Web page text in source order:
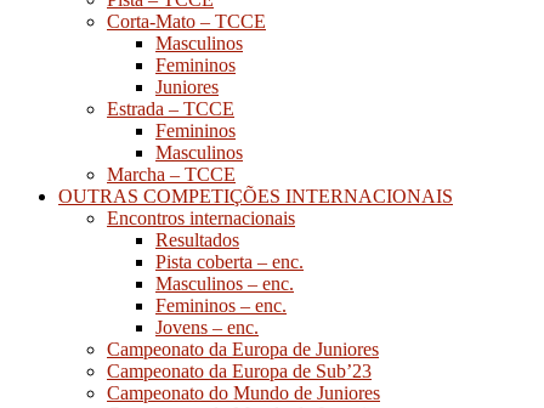
Corta-Mato – TCCE
Masculinos
Femininos
Juniores
Estrada – TCCE
Femininos
Masculinos
Marcha – TCCE
OUTRAS COMPETIÇÕES INTERNACIONAIS
Encontros internacionais
Resultados
Pista coberta – enc.
Masculinos – enc.
Femininos – enc.
Jovens – enc.
Campeonato da Europa de Juniores
Campeonato da Europa de Sub’23
Campeonato do Mundo de Juniores